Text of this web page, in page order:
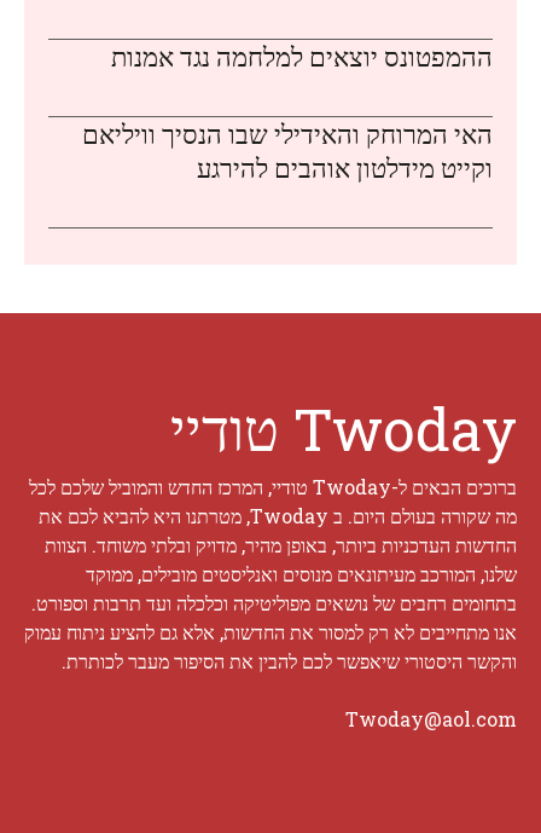
ההמפטונס יוצאים למלחמה נגד אמנות
האי המרוחק והאידילי שבו הנסיך וויליאם
וקייט מידלטון אוהבים להירגע
Twoday טודיי
ברוכים הבאים ל-Twoday טודיי, המרכז החדש והמוביל שלכם לכל
מה שקורה בעולם היום. ב Twoday, מטרתנו היא להביא לכם את
החדשות העדכניות ביותר, באופן מהיר, מדויק ובלתי משוחד. הצוות
שלנו, המורכב מעיתונאים מנוסים ואנליסטים מובילים, ממוקד
בתחומים רחבים של נושאים מפוליטיקה וכלכלה ועד תרבות וספורט.
אנו מתחייבים לא רק למסור את החדשות, אלא גם להציע ניתוח עמוק
והקשר היסטורי שיאפשר לכם להבין את הסיפור מעבר לכותרת.
Twoday@aol.com